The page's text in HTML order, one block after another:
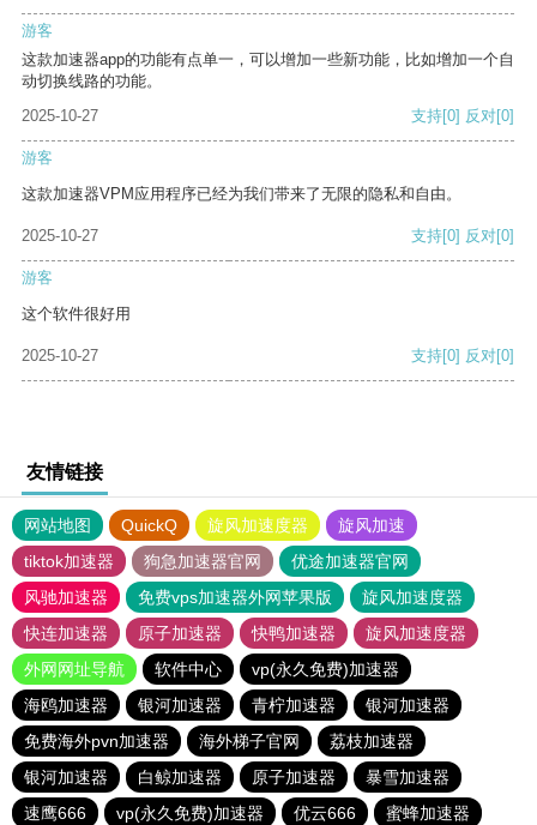
游客
这款加速器app的功能有点单一，可以增加一些新功能，比如增加一个自
动切换线路的功能。
2025-10-27
支持[0] 反对[0]
游客
这款加速器VPM应用程序已经为我们带来了无限的隐私和自由。
2025-10-27 支持[0] 反对[0]
游客
这个软件很好用
2025-10-27 支持[0] 反对[0]
友情链接
网站地图 QuickQ 旋风加速度器
旋风加速
tiktok加速器
狗急加速器官网
优途加速器官网
风驰加速器
免费vps加速器外网苹果版
旋风加速度器
快连加速器
原子加速器 快鸭加速器
旋风加速度器
外网网址导航
软件中心
vp(永久免费)加速器
海鸥加速器
银河加速器 青柠加速器
银河加速器
免费海外pvn加速器
海外梯子官网
荔枝加速器
银河加速器
白鲸加速器 原子加速器
暴雪加速器
速鹰666
vp(永久免费)加速器 优云666 蜜蜂加速器